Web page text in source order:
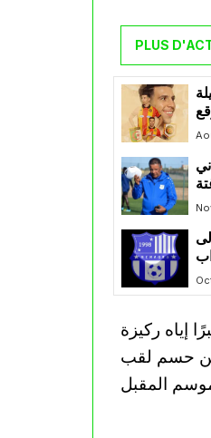
PLUS
إياه ركيزة
من حسم لقب